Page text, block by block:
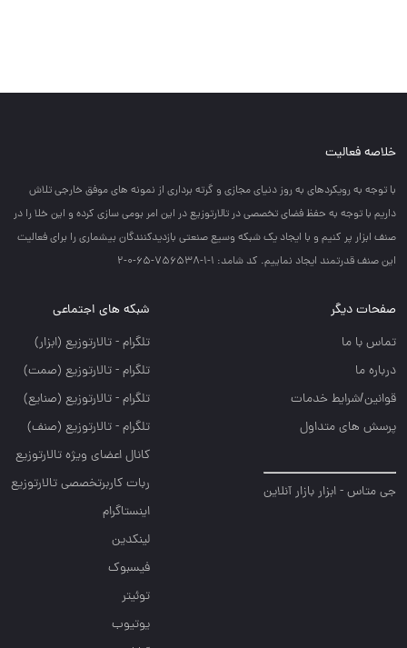
خلاصه فعالیت
با توجه به رويكردهاي به روز دنياي مجازي و گرته برداري از نمونه هاي موفق خارجي تلاش
داريم با توجه به حفظ فضاي تخصصي در تالارتوزيع در اين امر بومي سازي كرده و اين خلا را در
صنف ابزار پر كنيم و با ايجاد يك شبكه وسيع صنعتي بازديدكنندگان بيشماري را براي فعاليت
اين صنف قدرتمند ايجاد نماييم. کد شامد: 1-1-756538-65-0-2
صفحات دیگر
تماس با ما
درباره ما
قوانین/شرایط خدمات
پرسش های متداول
جی متاس - ابزار بازار آنلاین
شبکه های اجتماعی
تلگرام - تالارتوزيع (ابزار)
تلگرام - تالارتوزيع (صمت)
تلگرام - تالارتوزيع (صنايع)
تلگرام - تالارتوزیع (صنف)
کانال اعضای ویژه تالارتوزیع
ربات کاربرتخصصی تالارتوزیع
اینستاگرام
لینکدین
فیسبوک
توئیتر
یوتیوب